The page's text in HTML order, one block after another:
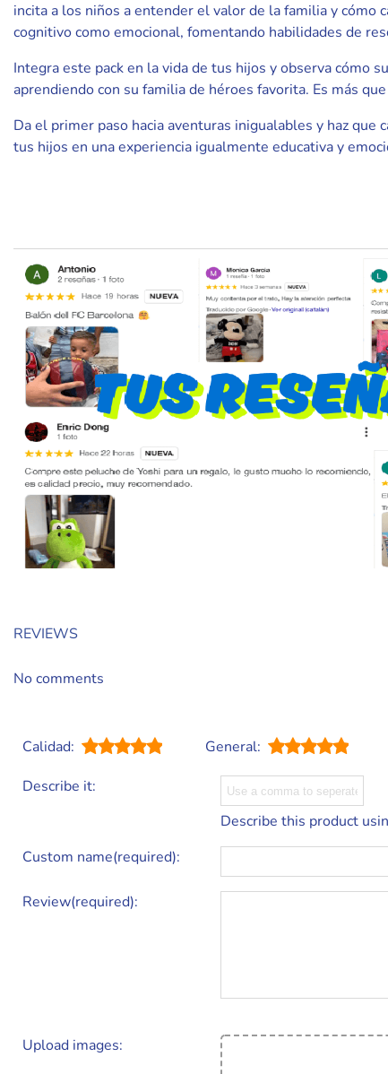
incita a los niños a entender el valor de la familia y
cognitivo como emocional, fomentando habilidades de
Integra este pack en la vida de tus hijos y observa cómo
aprendiendo con su familia de héroes favorita. Es más
Da el primer paso hacia aventuras inigualables y haz que
tus hijos en una experiencia igualmente educativa y
REVIEWS
No comments
Calidad:
General:
Describe it:
Describe this product
Custom name(required):
Review(required):
Upload images: